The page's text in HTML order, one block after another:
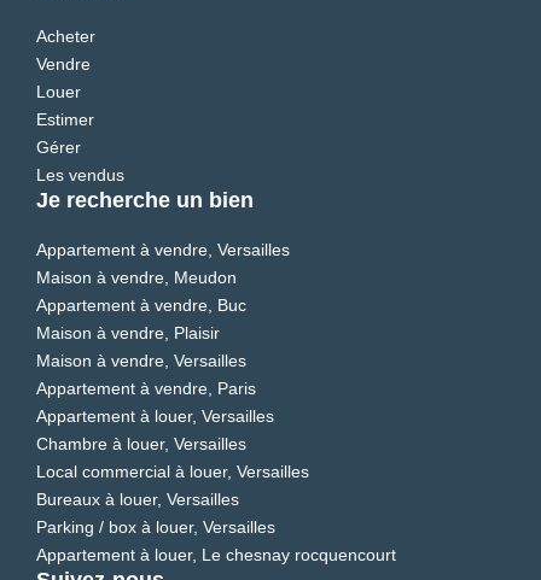
Acheter
Vendre
Louer
Estimer
Gérer
Les vendus
Je recherche un bien
Appartement à vendre, Versailles
Maison à vendre, Meudon
Appartement à vendre, Buc
Maison à vendre, Plaisir
Maison à vendre, Versailles
Appartement à vendre, Paris
Appartement à louer, Versailles
Chambre à louer, Versailles
Local commercial à louer, Versailles
Bureaux à louer, Versailles
Parking / box à louer, Versailles
Appartement à louer, Le chesnay rocquencourt